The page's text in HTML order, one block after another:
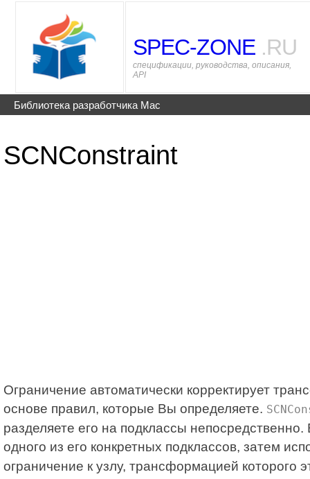
SPEC-ZONE .RU
спецификации, руководства, описания,
API
Библиотека разработчика Mac
SCNConstraint
Ограничение автоматически корректирует
основе правил, которые Вы определяете.
разделяете его на подклассы
одного из его конкретных подклассов, затем
ограничение к узлу, трансформацией которого